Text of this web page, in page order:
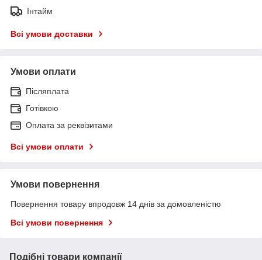
Інтайм
Всі умови доставки
Умови оплати
Післяплата
Готівкою
Оплата за реквізитами
Всі умови оплати
Умови повернення
Повернення товару впродовж 14 днів за домовленістю
Всі умови повернення
Подібні товари компанії